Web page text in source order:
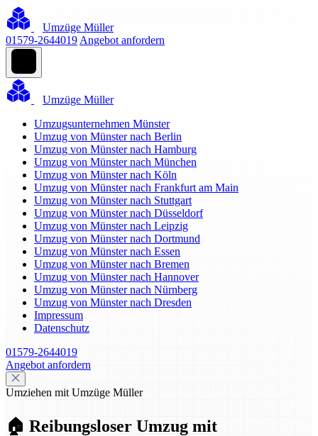
Umzüge Müller
01579-2644019 Angebot anfordern
Umzüge Müller
Umzugsunternehmen Münster
Umzug von Münster nach Berlin
Umzug von Münster nach Hamburg
Umzug von Münster nach München
Umzug von Münster nach Köln
Umzug von Münster nach Frankfurt am Main
Umzug von Münster nach Stuttgart
Umzug von Münster nach Düsseldorf
Umzug von Münster nach Leipzig
Umzug von Münster nach Dortmund
Umzug von Münster nach Essen
Umzug von Münster nach Bremen
Umzug von Münster nach Hannover
Umzug von Münster nach Nürnberg
Umzug von Münster nach Dresden
Impressum
Datenschutz
01579-2644019
Angebot anfordern
Umziehen mit Umzüge Müller
🏠 Reibungsloser Umzug mit